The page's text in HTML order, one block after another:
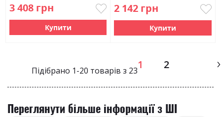
3 408 грн
Купити
2 142 грн
Купити
Підібрано 1-20 товарів з 23
Page
1 2
Переглянути більше інформації з ШІ